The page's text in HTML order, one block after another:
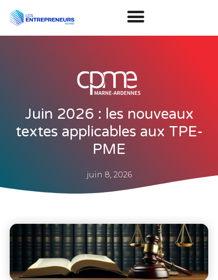
Juin 2026 : les nouveaux
textes applicables aux TPE-
PME
juin 8, 2026